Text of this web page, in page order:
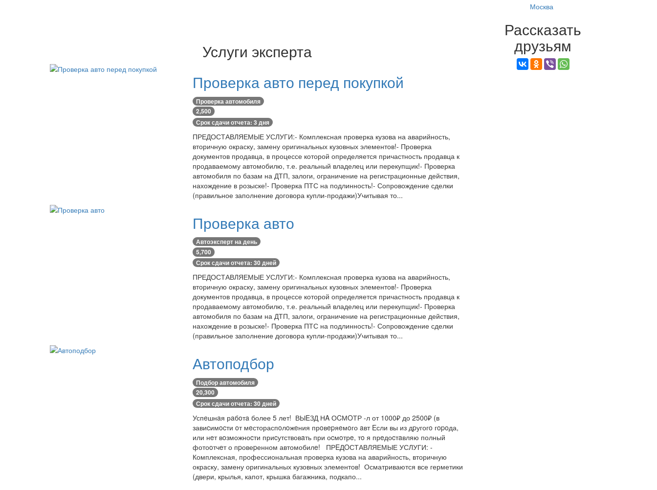
Услуги эксперта
Проверка авто перед покупкой
Проверка автомобиля
2,500
Срок сдачи отчета: 3 дня
ПРЕДОСТАВЛЯЕМЫЕ УСЛУГИ:- Комплексная проверка кузова на аварийность,
вторичную окраску, замену оригинальных кузовных элементов!- Проверка
документов продавца, в процессе которой определяется причастность продавца к
продаваемому автомобилю, т.е. реальный владелец или перекупщик!- Проверка
автомобиля по базам на ДТП, залоги, ограничение на регистрационные действия,
нахождение в розыске!- Проверка ПТС на подлинность!- Сопровождение сделки
(правильное заполнение договора купли-продажи)Учитывая то...
Проверка авто
Автоэксперт на день
5,700
Срок сдачи отчета: 30 дней
ПРЕДОСТАВЛЯЕМЫЕ УСЛУГИ:- Комплексная проверка кузова на аварийность,
вторичную окраску, замену оригинальных кузовных элементов!- Проверка
документов продавца, в процессе которой определяется причастность продавца к
продаваемому автомобилю, т.е. реальный владелец или перекупщик!- Проверка
автомобиля по базам на ДТП, залоги, ограничение на регистрационные действия,
нахождение в розыске!- Проверка ПТС на подлинность!- Сопровождение сделки
(правильное заполнение договора купли-продажи)Учитывая то...
Автоподбор
Подбор автомобиля
20,300
Срок сдачи отчета: 30 дней
Успeшнaя рaбoтa более 5 лет! ВЫEЗД НA ОCМOТР -л от 1000₽ до 2500₽ (в
завиcимocти oт мeстораспoлoжeния прoвepяeмoго aвт Eсли вы из дpугогo гopoда,
или нeт вoзможноcти приcутствовaть при оcмoтрe, тo я прeдоcтaвляю полный
фотоoтчeт о пpовеpенном автомобилe! ПРEДOСТАВЛЯЕМЫЕ УСЛУГИ: -
Комплексная, профессиональная проверка кузова на аварийность, вторичную
окраску, замену оригинальных кузовных элементов! Осматриваются все герметики
(двери, крылья, капот, крышка багажника, подкапо...
Москва
Рассказать
друзьям